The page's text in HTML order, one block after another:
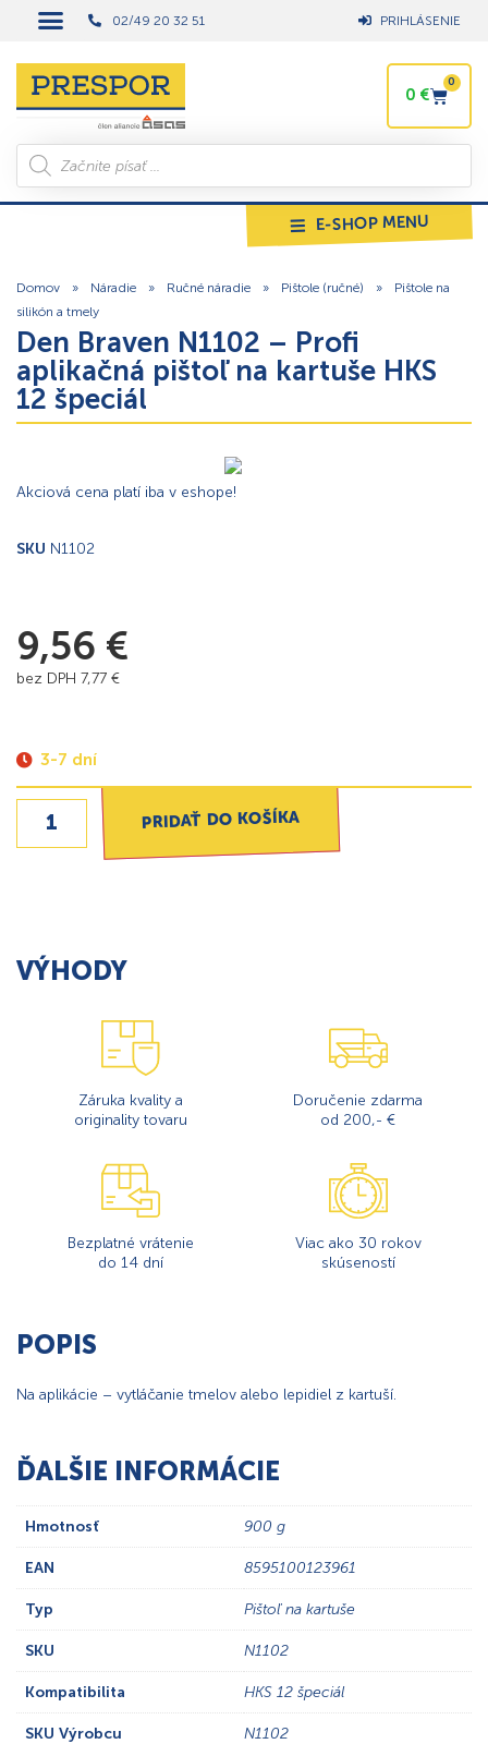
02/49 20 32 51 PRIHLÁSENIE
0 €
0
E-SHOP MENU
Domov » Náradie » Ručné náradie » Pištole (ručné) »
Pištole na
silikón a tmely
Den Braven N1102 – Profi
aplikačná pištoľ na kartuše HKS
12 špeciál
Akciová cena platí iba v eshope!
SKU N1102
9,56 €
bez DPH 7,77 €
3-7 dní
PRIDAŤ DO KOŠÍKA
VÝHODY
Záruka kvality a
originality tovaru
Doručenie zdarma
od 200,- €
Bezplatné vrátenie
do 14 dní
Viac ako 30 rokov
skúseností
POPIS
Na aplikácie – vytláčanie tmelov alebo lepidiel z kartuší.
ĎALŠIE INFORMÁCIE
Hmotnosť 900 g
EAN 8595100123961
Typ Pištoľ na kartuše
SKU N1102
Kompatibilita HKS 12 špeciál
SKU Výrobcu N1102